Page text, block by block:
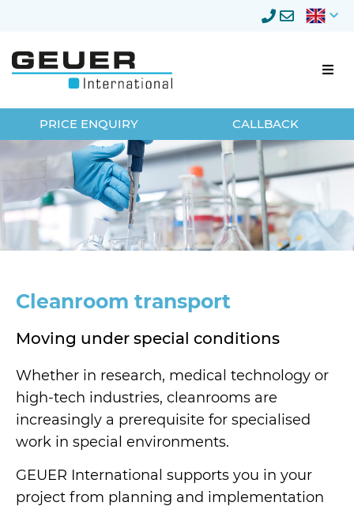
Business relocation
Businesscustomers
Relocation management
Storage
About Geuer
References
PRICE ENQUIRY CALLBACK
Cleanroom transport
Moving under special conditions
Whether in research, medical technology or
high-tech industries, cleanrooms are
increasingly a prerequisite for specialised
work in special environments.
GEUER International supports you in your
project from planning and implementation